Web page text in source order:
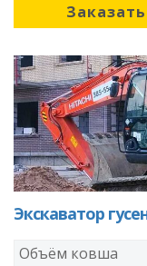
Заказать
Экскаватор
Объём ковша